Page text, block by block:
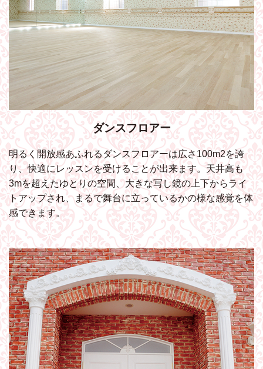
ダンスフロアー
明るく開放感あふれるダンスフロアーは広さ100m2を誇
り、快適にレッスンを受けることが出来ます。天井高も
3mを超えたゆとりの空間、大きな写し鏡の上下からライ
トアップされ、まるで舞台に立っているかの様な感覚を体
感できます。